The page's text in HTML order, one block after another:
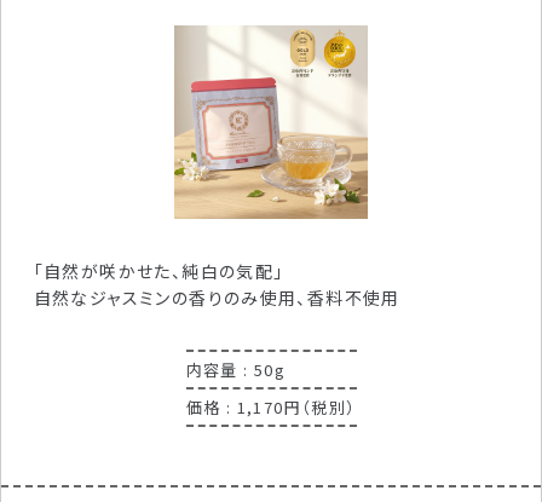
「自然が咲かせた、純白の気配」
自然なジャスミンの香りのみ使用、香料不使用
内容量 : 50g
価格 : 1,170円（税別）